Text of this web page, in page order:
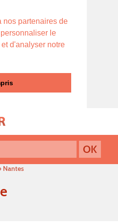
nos partenaires de
le
d'analyser notre
Nantes